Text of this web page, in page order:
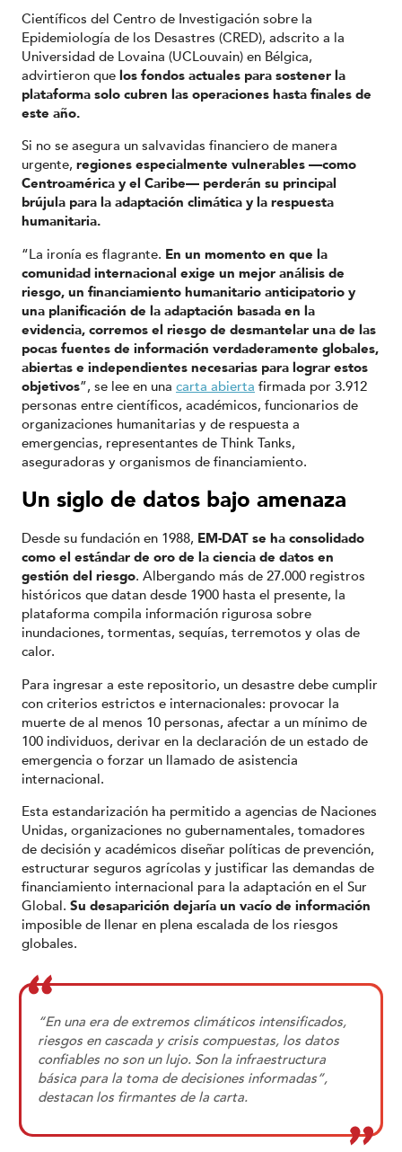
Científicos del Centro de Investigación sobre la
Epidemiología de los Desastres (CRED), adscrito a la
Universidad de Lovaina (UCLouvain) en Bélgica,
advirtieron que los fondos actuales para sostener la
plataforma solo cubren las operaciones hasta finales de
este año.
Si no se asegura un salvavidas financiero de manera
urgente, regiones especialmente vulnerables —como
Centroamérica y el Caribe— perderán su principal
brújula para la adaptación climática y la respuesta
humanitaria.
“La ironía es flagrante. En un momento en que la
comunidad internacional exige un mejor análisis de
riesgo, un financiamiento humanitario anticipatorio y
una planificación de la adaptación basada en la
evidencia, corremos el riesgo de desmantelar una de las
pocas fuentes de información verdaderamente globales,
abiertas e independientes necesarias para lograr estos
objetivos”, se lee en una carta abierta firmada por 3.912
personas entre científicos, académicos, funcionarios de
organizaciones humanitarias y de respuesta a
emergencias, representantes de Think Tanks,
aseguradoras y organismos de financiamiento.
Un siglo de datos bajo amenaza
Desde su fundación en 1988, EM-DAT se ha consolidado
como el estándar de oro de la ciencia de datos en
gestión del riesgo. Albergando más de 27.000 registros
históricos que datan desde 1900 hasta el presente, la
plataforma compila información rigurosa sobre
inundaciones, tormentas, sequías, terremotos y olas de
calor.
Para ingresar a este repositorio, un desastre debe cumplir
con criterios estrictos e internacionales: provocar la
muerte de al menos 10 personas, afectar a un mínimo de
100 individuos, derivar en la declaración de un estado de
emergencia o forzar un llamado de asistencia
internacional.
Esta estandarización ha permitido a agencias de Naciones
Unidas, organizaciones no gubernamentales, tomadores
de decisión y académicos diseñar políticas de prevención,
estructurar seguros agrícolas y justificar las demandas de
financiamiento internacional para la adaptación en el Sur
Global. Su desaparición dejaría un vacío de información
imposible de llenar en plena escalada de los riesgos
globales.
“En una era de extremos climáticos intensificados,
riesgos en cascada y crisis compuestas, los datos
confiables no son un lujo. Son la infraestructura
básica para la toma de decisiones informadas”,
destacan los firmantes de la carta.